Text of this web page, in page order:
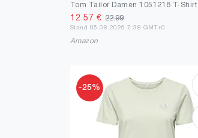
12.57 €22.99
Stand 05.08.2026 7:38 GMT+0
Amazon
-25%